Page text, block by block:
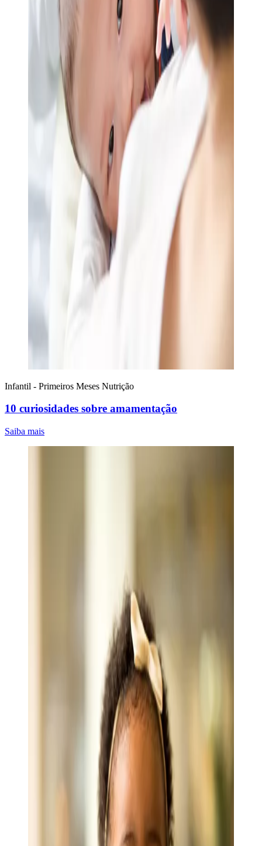
Infantil - Primeiros Meses Nutrição
10 curiosidades sobre amamentação
Saiba mais